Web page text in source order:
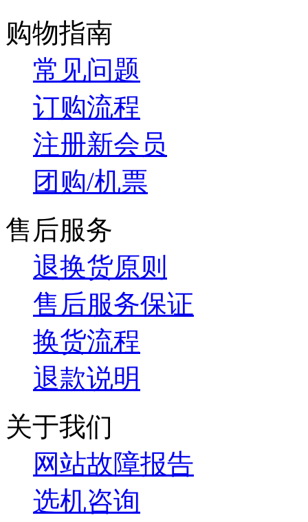
购物指南
常见问题
订购流程
注册新会员
团购/机票
售后服务
退换货原则
售后服务保证
换货流程
退款说明
关于我们
网站故障报告
选机咨询